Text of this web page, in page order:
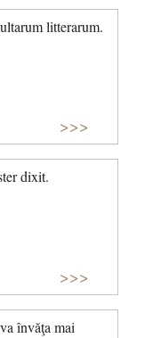
litterarum.
>>>
dixit.
>>>
învăţa mai